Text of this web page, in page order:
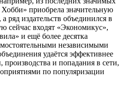
приобрела значительную
ряд издательств объединился в
сейчас входят «Экономикус»,
и ещё более десятка
независимыми
удаётся эффективнее
и попадания в сети,
по популяризации